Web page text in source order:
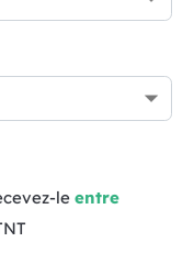
le entre